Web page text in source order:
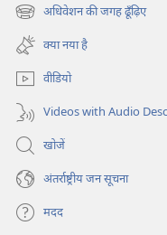
new
window)
अधिवेशन की जगह ढूँढ़िए
(opens
new
window)
क्या नया है
वीडियो
Videos with Audio
खोजें
अंतर्राष्ट्रीय जन सूचना
मदद